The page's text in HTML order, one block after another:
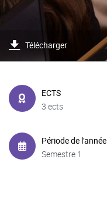
Télécharger
ECTS
3 ects
Période de l'année
Semestre 1